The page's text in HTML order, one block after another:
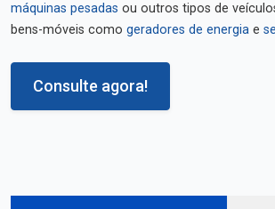
máquinas pesadas ou outros tipos de
bens-móveis como geradores de energia e
Consulte agora!